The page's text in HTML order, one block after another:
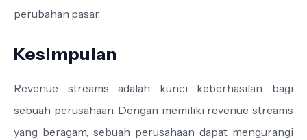
perubahan pasar.
Kesimpulan
Revenue streams adalah kunci keberhasilan bagi
sebuah perusahaan. Dengan memiliki revenue streams
yang beragam, sebuah perusahaan dapat mengurangi